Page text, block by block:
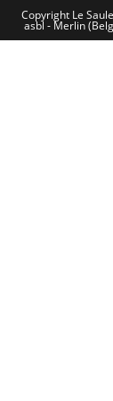
Copyright Le
asbl - Merlin